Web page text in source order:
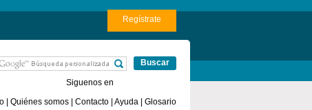
Regístrate
Siguenos en
Quiénes somos Contacto Ayuda Glosario